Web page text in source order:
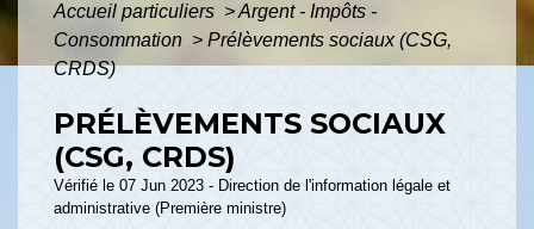
Accueil particuliers >Argent - Impôts -
Consommation > Prélèvements sociaux (CSG,
CRDS)
PRÉLÈVEMENTS SOCIAUX
(CSG, CRDS)
Vérifié le 07 Jun 2023 - Direction de l'information légale et
administrative (Première ministre)